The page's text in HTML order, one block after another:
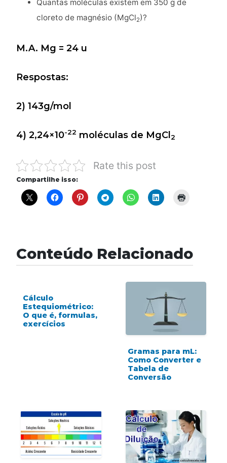
Quantas moléculas existem em 350 g de
cloreto de magnésio (MgCl2)?
M.A. Mg = 24 u
Respostas:
2) 143g/mol
4) 2,24×10-22 moléculas de MgCl 2
Rate this post
Compartilhe isso:
Conteúdo Relacionado
Cálculo
Estequiométrico:
O que é, formulas,
exercícios
Gramas para mL:
Como Converter e
Tabela de
Conversão